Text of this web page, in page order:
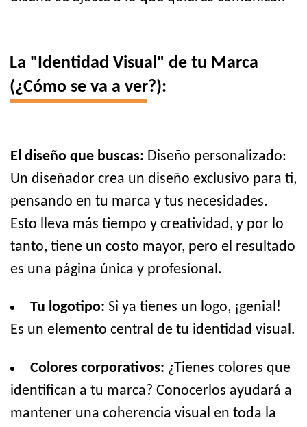
La "Identidad Visual" de tu Marca
(¿Cómo se va a ver?):
El diseño que buscas: Diseño personalizado:
Un diseñador crea un diseño exclusivo para ti,
pensando en tu marca y tus necesidades.
Esto lleva más tiempo y creatividad, y por lo
tanto, tiene un costo mayor, pero el resultado
es una página única y profesional.
Tu logotipo: Si ya tienes un logo, ¡genial!
Es un elemento central de tu identidad visual.
Colores corporativos: ¿Tienes colores que
identifican a tu marca? Conocerlos ayudará a
mantener una coherencia visual en toda la